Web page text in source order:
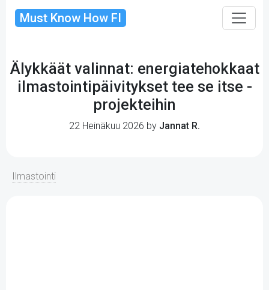
Must Know How FI
Älykkäät valinnat: energiatehokkaat
ilmastointipäivitykset tee se itse -
projekteihin
22 Heinäkuu 2026 by Jannat R.
Ilmastointi